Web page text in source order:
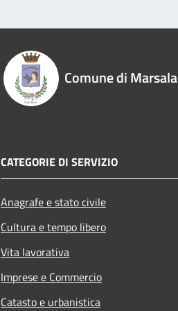
Comune di Marsala
CATEGORIE DI SERVIZIO
Anagrafe e stato civile
Cultura e tempo libero
Vita lavorativa
Imprese e Commercio
Catasto e urbanistica